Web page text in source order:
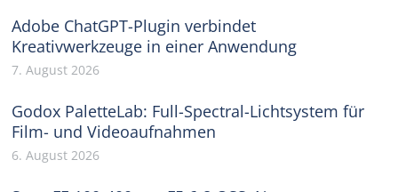
Adobe ChatGPT-Plugin verbindet
Kreativwerkzeuge in einer Anwendung
7. August 2026
Godox PaletteLab: Full-Spectral-Lichtsystem für
Film- und Videoaufnahmen
6. August 2026